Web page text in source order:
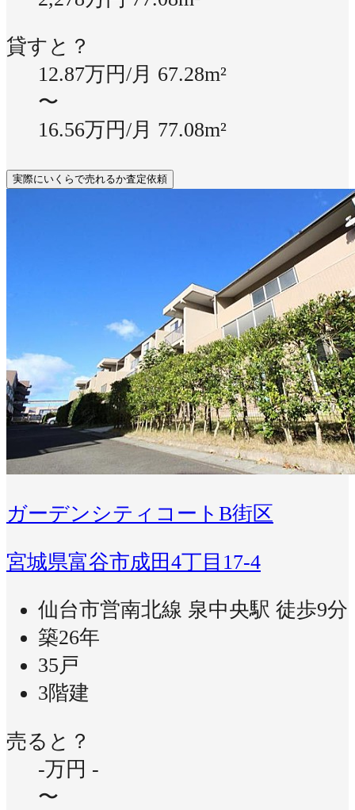
貸すと？
12.87万円/月 67.28m²
〜
16.56万円/月 77.08m²
実際にいくらで売れるか査定依頼
ガーデンシティコートB街区
宮城県富谷市成田4丁目17-4
仙台市営南北線 泉中央駅 徒歩9分
築26年
35戸
3階建
売ると？
-万円 -
〜